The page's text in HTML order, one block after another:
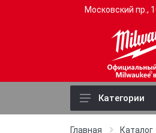
Московский пр.,
Категории
Главная Каталог